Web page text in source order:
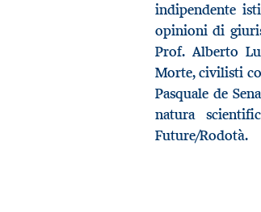
indipendente
opinioni di
Prof. Alberto
Morte, civilisti
Pasquale de
natura
Future/Rodotà.